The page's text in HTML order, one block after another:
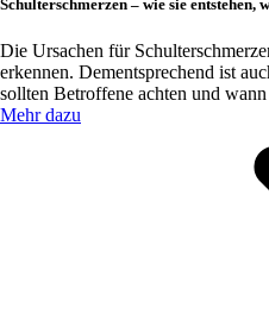
Schulterschmerzen – wie sie entstehen,
Die Ursachen für
erkennen. Dementsprechend ist
sollten Betroffene achten und
Mehr dazu